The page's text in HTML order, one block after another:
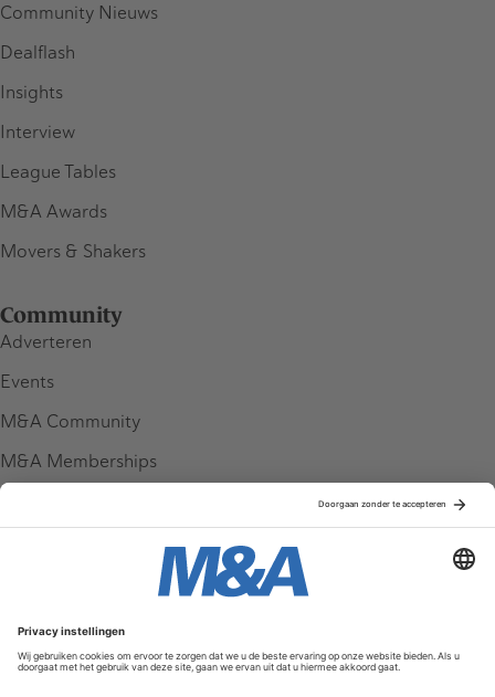
Community Nieuws
Dealflash
Insights
Interview
League Tables
M&A Awards
Movers & Shakers
Community
Adverteren
Events
M&A Community
M&A Memberships
Service & Contact
Contact